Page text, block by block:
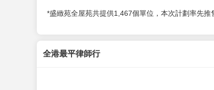
*盛緻苑全屋苑共提供1,467個單位，本次計劃率先
全港最平律師行